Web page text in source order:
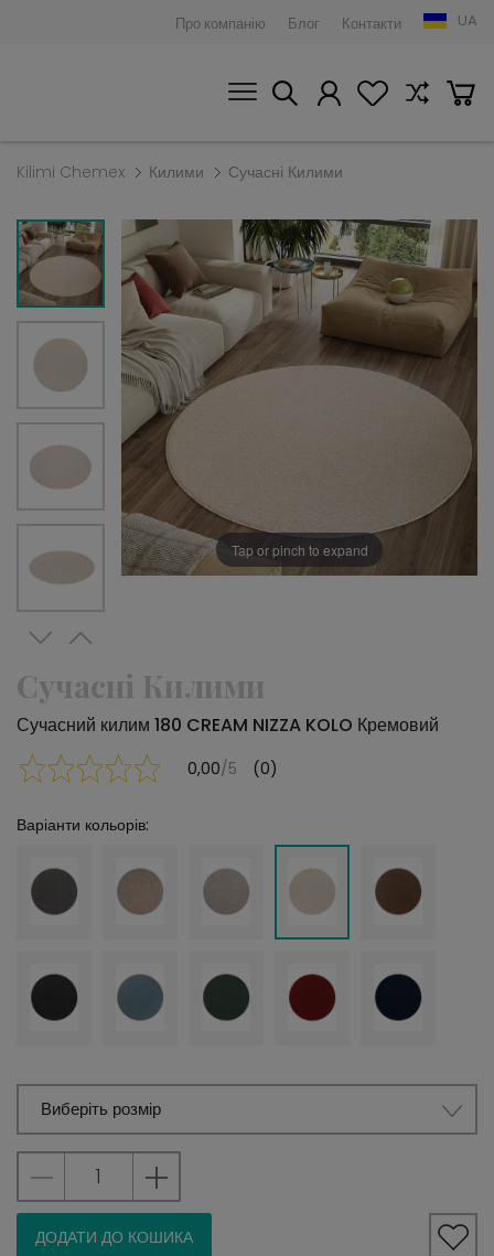
Про компанію Блог Контакти UA
Kilimi Chemex Килими Сучасні Килими
Tap or pinch to expand
Сучасні Килими
Сучасний килим 180 CREAM NIZZA KOLO Кремовий
0,00/5 (0)
Варіанти кольорів:
Виберіть розмір
ДОДАТИ ДО КОШИКА